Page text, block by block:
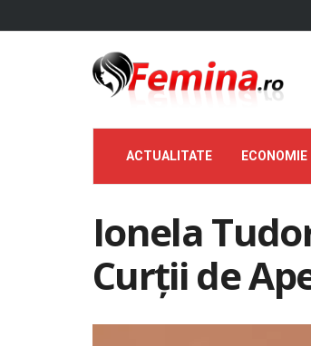
ACTUALITATE ECONOMIE
Ionela
Curții de